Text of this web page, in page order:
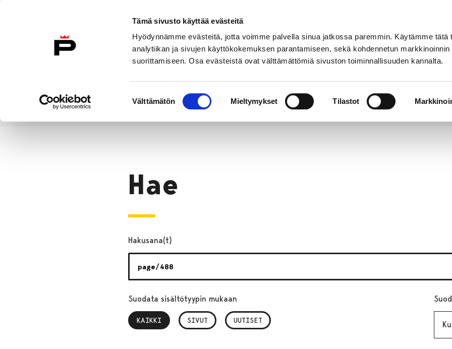
Tämä sivusto käyttää evästeitä
Hyödynnämme evästeitä, jotta voimme palvella sinua jatkossa paremmin. Käytämme tätä
analytiikan ja sivujen käyttökokemuksen parantamiseen, sekä kohdennetun markkinoinnin
suorittamiseen. Osa evästeistä ovat välttämättömiä sivuston toiminnallisuuden kannalta.
valinta
Välttämätön Mieltymykset Tilastot
Etusivulle
Etusivu
Hae
Hakusana(t)
Suodata sisältötyypin mukaan
KAIKKI
, VALITTU SIVUT UUTISET